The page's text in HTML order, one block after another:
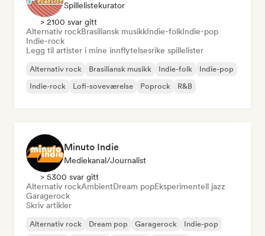
Spillelistekurator
> 2100 svar gitt
Alternativ rockBrasiliansk musikkIndie-folkIndie-pop
Indie-rock
Legg til artister i mine innflytelsesrike spillelister
Alternativ rock Brasiliansk musikk Indie-folk
Indie-pop
Indie-rock
Lofi-soveværelse Poprock R&B
Minuto Indie
Mediekanal/journalist
> 5300 svar gitt
Alternativ rockAmbientDream popEksperimentell jazz
Garagerock
Skriv artikler
Alternativ rock Dream pop Garagerock
Indie-pop